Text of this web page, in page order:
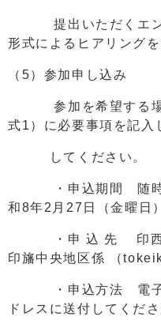
提出いただくエン
形式によるヒアリング
（5）参加申し込み
参加を希望する場合
式1）に必要事項を記入
してください。
・申込期間 随時受
和8年2月27日（金曜日
・申 込 先 印西市
印旛中央地区係 （
・申込方法 電子メ
ドレスに送付してくださ